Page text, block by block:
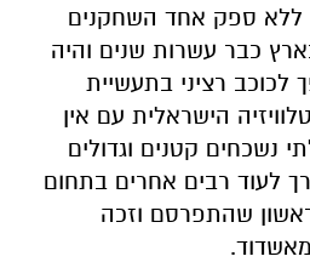
(72)הוא ללא ספק אחד השחקנים
כבר עשרות שנים והיה
רציני בתעשיית
הישראלית עם אין
נשכחים קטנים וגדולים
לעוד רבים אחרים בתחום
שהתפרסם וזכה